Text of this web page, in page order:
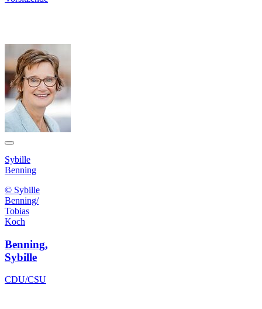
Sybille
Benning
© Sybille
Benning/
Tobias
Koch
Benning,
Sybille
CDU/CSU